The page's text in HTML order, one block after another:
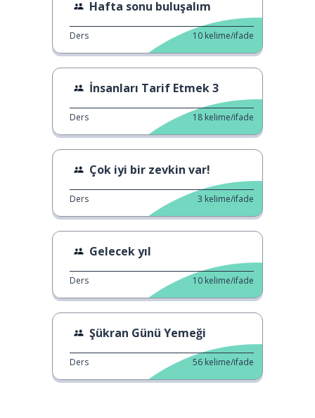
Hafta sonu buluşalım
Ders 10 kelime/ifade
İnsanları Tarif Etmek 3
Ders 18 kelime/ifade
Çok iyi bir zevkin var!
Ders 3 kelime/ifade
Gelecek yıl
Ders 10 kelime/ifade
Şükran Günü Yemeği
Ders 56 kelime/ifade